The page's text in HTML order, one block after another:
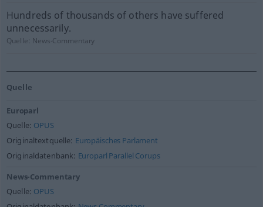
Hundreds of thousands of others have suffered
unnecessarily.
Quelle: News-Commentary
Quelle
Europarl
Quelle: OPUS
Originaltextquelle: Europäisches Parlament
Originaldatenbank: Europarl Parallel Corups
News-Commentary
Quelle: OPUS